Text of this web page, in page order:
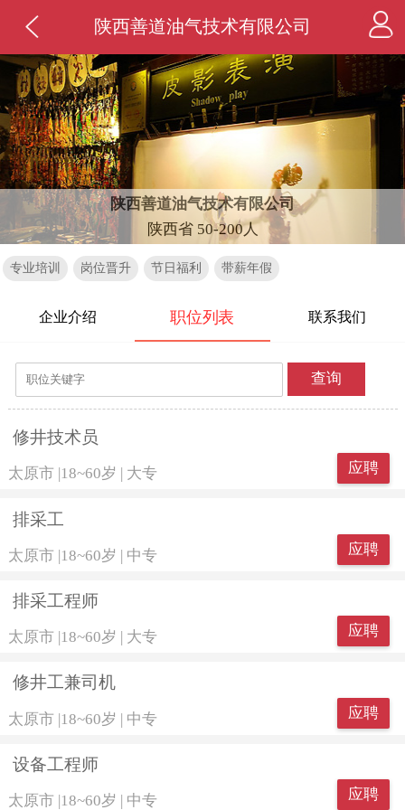
陕西善道油气技术有限公司
陕西善道油气技术有限公司
陕西省 50-200人
专业培训 岗位晋升 节日福利 带薪年假
企业介绍 职位列表 联系我们
查询
修井技术员
太原市 18~60岁 大专 应聘
排采工
太原市 |18~60岁 | 中专 应聘
排采工程师
太原市 18~60岁 大专 应聘
修井工兼司机
太原市 |18~60岁 | 中专 应聘
设备工程师
太原市 |18~60岁 | 中专 应聘